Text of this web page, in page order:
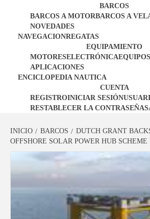
BARCOS
BARCOS A MOTORBARCOS A
NOVEDADES
NAVEGACIONREGATAS
EQUIPAMIENTO
MOTORESELECTRÓNICAEQUIPO
APLICACIONES
ENCICLOPEDIA NAUTICA
CUENTA
REGISTROINICIAR SESIÓN
RESTABLECER LA CONTRASEÑA
INICIO BARCOS
DUTCH GRANT
OFFSHORE SOLAR POWER HUB SCHEME